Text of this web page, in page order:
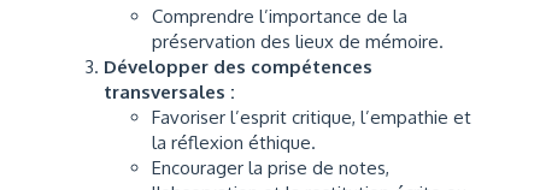
Comprendre l’importance de la
préservation des lieux de mémoire.
Développer des compétences
transversales :
Favoriser l’esprit critique, l’empathie et
la réflexion éthique.
Encourager la prise de notes,